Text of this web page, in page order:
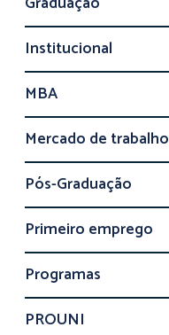
Institucional
MBA
Mercado de trabalho
Pós-Graduação
Primeiro emprego
Programas
PROUNI